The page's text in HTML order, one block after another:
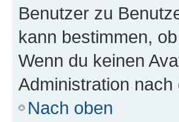
Benutzer zu
kann bestimmen,
Wenn du keinen
Administration
Nach oben